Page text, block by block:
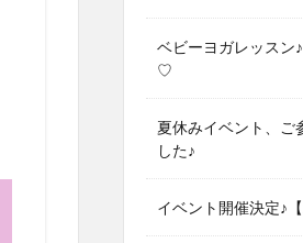
ベビーヨガレッスン
♡
夏休みイベント、ご
した♪
イベント開催決定♪